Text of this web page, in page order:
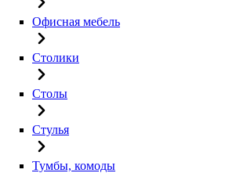
Офисная мебель
Столики
Столы
Стулья
Тумбы, комоды